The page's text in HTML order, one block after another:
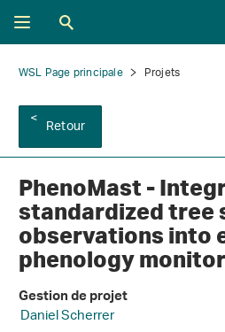
WSL Page principale Projets
Retour
PhenoMast -
standardized tree
observations into
phenology
Gestion de projet
Daniel Scherrer